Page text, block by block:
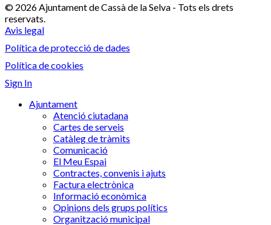
© 2026 Ajuntament de Cassà de la Selva - Tots els drets
reservats.
Avis legal
Política de protecció de dades
Política de cookies
Sign In
Ajuntament
Atenció ciutadana
Cartes de serveis
Catàleg de tràmits
Comunicació
El Meu Espai
Contractes, convenis i ajuts
Factura electrònica
Informació econòmica
Opinions dels grups polítics
Organització municipal